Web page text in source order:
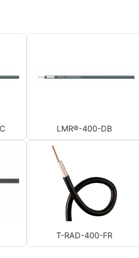
LMR®-400-DB
T-RAD-400-FR